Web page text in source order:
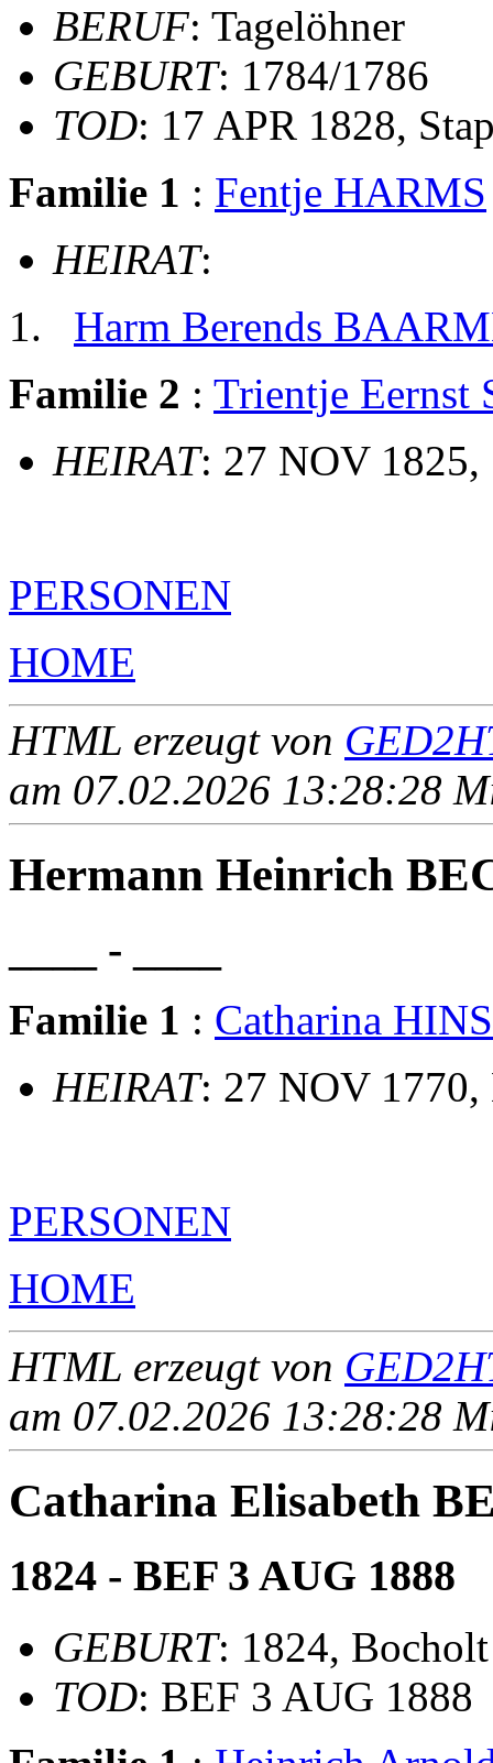
BERUF: Tagelöhner
GEBURT: 1784/1786
TOD: 17 APR 1828,
Familie 1 : Fentje HARMS
HEIRAT:
Harm Berends
Familie 2 : Trientje Eernst
HEIRAT: 27 NOV
PERSONEN
HOME
HTML erzeugt von
am 07.02.2026 13:28:28
Hermann Heinrich
____ - ____
Familie 1 : Catharina
HEIRAT: 27 NOV 1770,
PERSONEN
HOME
HTML erzeugt von
am 07.02.2026 13:28:28
Catharina Elisabeth
1824 - BEF 3 AUG 1888
GEBURT: 1824, Bocholt
TOD: BEF 3 AUG 1888